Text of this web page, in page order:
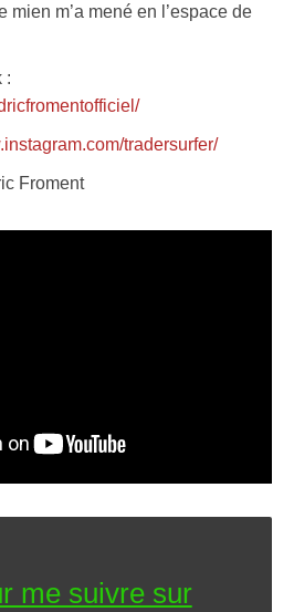
mien m’a mené en l’espace de
:
tradersurfer/
Froment
me suivre sur